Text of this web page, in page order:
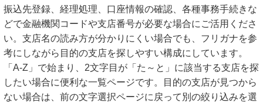
振込先登録、経理処理、口座情報の確認、各種事務手続きな
どで金融機関コードや支店番号が必要な場合にご活用くださ
い。支店名の読み方が分かりにくい場合でも、フリガナを参
考にしながら目的の支店を探しやすい構成にしています。
「A-Z」で始まり、2文字目が「た～と」に該当する支店を探
したい場合に便利な一覧ページです。目的の支店が見つから
ない場合は、前の文字選択ページに戻って別の絞り込みを選